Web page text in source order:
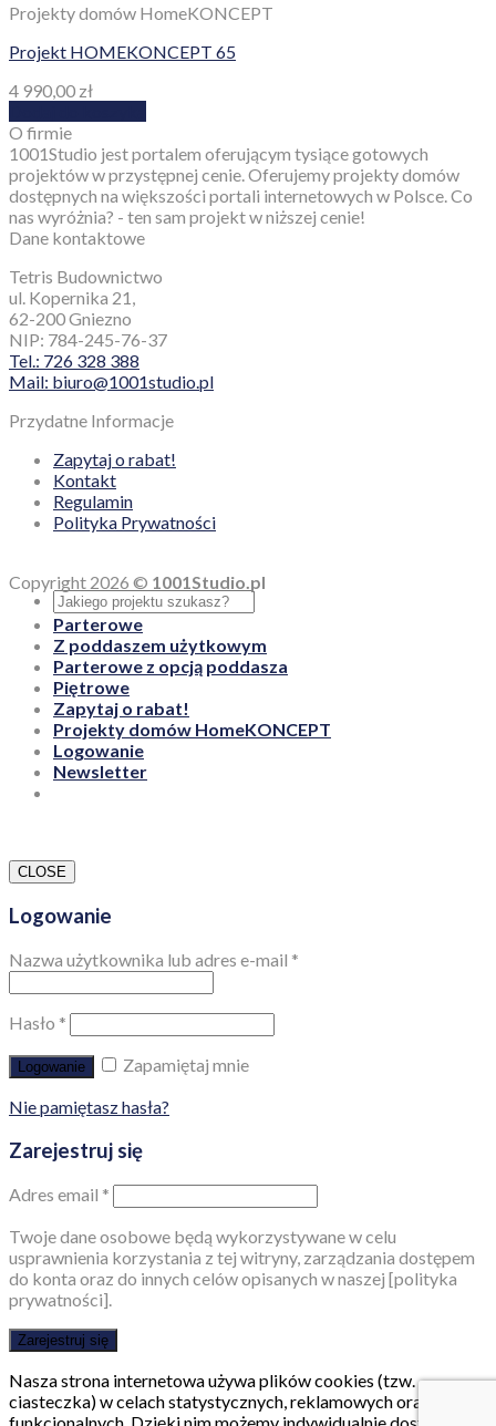
Projekty domów HomeKONCEPT
Projekt HOMEKONCEPT 65
4 990,00 zł
O firmie
1001Studio jest portalem oferującym tysiące gotowych
projektów w przystępnej cenie. Oferujemy projekty domów
dostępnych na większości portali internetowych w Polsce. Co
nas wyróżnia? - ten sam projekt w niższej cenie!
Dane kontaktowe
Tetris Budownictwo
ul. Kopernika 21,
62-200 Gniezno
NIP: 784-245-76-37
Tel.: 726 328 388
Mail: biuro@1001studio.pl
Przydatne Informacje
Zapytaj o rabat!
Kontakt
Regulamin
Polityka Prywatności
Copyright 2026 © 1001Studio.pl
Parterowe
Z poddaszem użytkowym
Parterowe z opcją poddasza
Piętrowe
Zapytaj o rabat!
Projekty domów HomeKONCEPT
Logowanie
Newsletter
CLOSE
Logowanie
Nazwa użytkownika lub adres e-mail *
Hasło *
Logowanie
Zapamiętaj mnie
Nie pamiętasz hasła?
Zarejestruj się
Adres email *
Twoje dane osobowe będą wykorzystywane w celu
usprawnienia korzystania z tej witryny, zarządzania dostępem
do konta oraz do innych celów opisanych w naszej [polityka
prywatności].
Zarejestruj się
Nasza strona internetowa używa plików cookies (tzw.
ciasteczka) w celach statystycznych, reklamowych oraz
funkcjonalnych. Dzięki nim możemy indywidualnie dostosować